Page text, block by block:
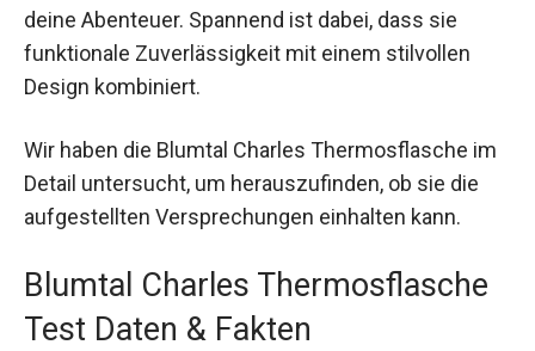
deine Abenteuer. Spannend ist dabei, dass sie
funktionale Zuverlässigkeit mit einem stilvollen
Design kombiniert.
Wir haben die Blumtal Charles Thermosflasche im
Detail untersucht, um herauszufinden, ob sie die
aufgestellten Versprechungen einhalten kann.
Blumtal Charles Thermosflasche
Test Daten & Fakten